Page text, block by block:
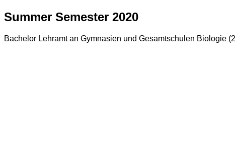
Summer Semester 2020
Bachelor Lehramt an Gymnasien und Gesamtschulen Biologie